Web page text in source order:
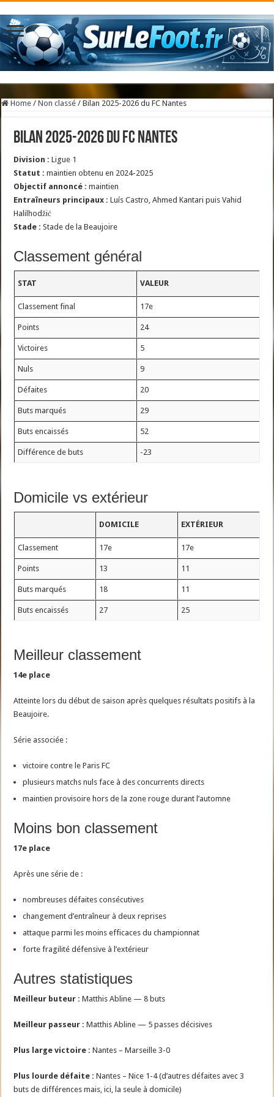
Home / Non classé / Bilan 2025-2026 du FC Nantes
Bilan 2025-2026 du FC Nantes
Division : Ligue 1
Statut : maintien obtenu en 2024-2025
Objectif annoncé : maintien
Entraîneurs principaux : Luís Castro, Ahmed Kantari puis Vahid
Halilhodžić
Stade : Stade de la Beaujoire
Classement général
STAT VALEUR
Classement final 17e
Points 24
Victoires 5
Nuls 9
Défaites 20
Buts marqués 29
Buts encaissés 52
Différence de buts -23
Domicile vs extérieur
DOMICILE EXTÉRIEUR
Classement 17e 17e
Points 13 11
Buts marqués 18 11
Buts encaissés 27 25
Meilleur classement
14e place
Atteinte lors du début de saison après quelques résultats positifs à la
Beaujoire.
Série associée :
victoire contre le Paris FC
plusieurs matchs nuls face à des concurrents directs
maintien provisoire hors de la zone rouge durant l’automne
Moins bon classement
17e place
Après une série de :
nombreuses défaites consécutives
changement d’entraîneur à deux reprises
attaque parmi les moins efficaces du championnat
forte fragilité défensive à l’extérieur
Autres statistiques
Meilleur buteur : Matthis Abline — 8 buts
Meilleur passeur : Matthis Abline — 5 passes décisives
Plus large victoire : Nantes – Marseille 3-0
Plus lourde défaite : Nantes – Nice 1-4 (d’autres défaites avec 3
buts de différences mais, ici, la seule à domicile)